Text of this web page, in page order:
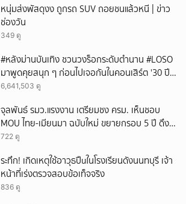
หนุ่มส่งพัสดุงง ถูกรถ SUV ถอยชนแล้วหนี | ข่าว
ช่องวัน
349 ดู
#หลังม่านบันเทิง ชวนวงร็อกระดับตำนาน #LOSO
มาพูดคุยสนุก ๆ ก่อนไปเจอกันในคอนเสิร์ต '30 ปี
LOSO นานเท่าไรก็รอ'
6,641,503 ดู
จุลพันธ์ รมว.แรงงาน เตรียมชง ครม. เห็นชอบ
MOU ไทย-เมียนมา ฉบับใหม่ ขยายกรอบ 5 ปี ดึง
แรงงานเข้าระบบ
722 ดู
ระทึก! เกิดเหตุใช้อาวุธปืuในโรงเรียนดังนนทบุรี เจ้า
หน้าที่เร่งตรวจสอบข้อเท็จจริง
836 ดู